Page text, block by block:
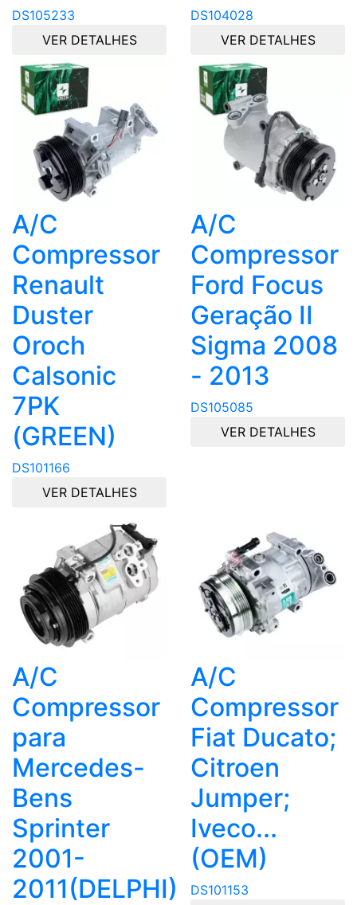
DS105233
VER DETALHES
DS104028
VER DETALHES
A/C
Compressor
Renault
Duster
Oroch
Calsonic
7PK
(GREEN)
DS101166
VER DETALHES
A/C
Compressor
Ford Focus
Geração II
Sigma 2008
- 2013
DS105085
VER DETALHES
A/C
Compressor
para
Mercedes-
Bens
Sprinter
2001-
2011(DELPHI)
A/C
Compressor
Fiat Ducato;
Citroen
Jumper;
Iveco...
(OEM)
DS101153